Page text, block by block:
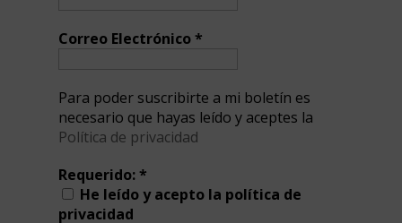
Correo Electrónico*
Para poder suscribirte a mi boletín es
necesario que hayas leído y aceptes la
Política de privacidad
Requerido:*
He leído y acepto la política de
privacidad